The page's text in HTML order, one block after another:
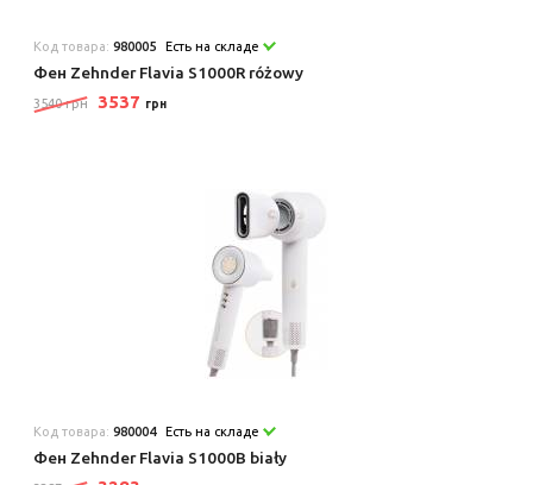
Код товара:980005 Есть на складе
Фен Zehnder Flavia S1000R różowy
3540 грн 3537 грн
Код товара:980004 Есть на складе
Фен Zehnder Flavia S1000B biały